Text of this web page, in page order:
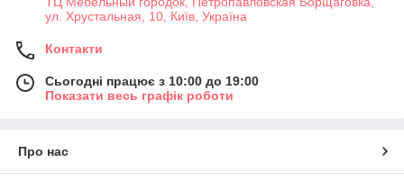
ул. Хрустальная, 10, Київ, Україна
Контакти
Сьогодні працює з 10:00 до 19:00
Показати весь графік роботи
Про нас